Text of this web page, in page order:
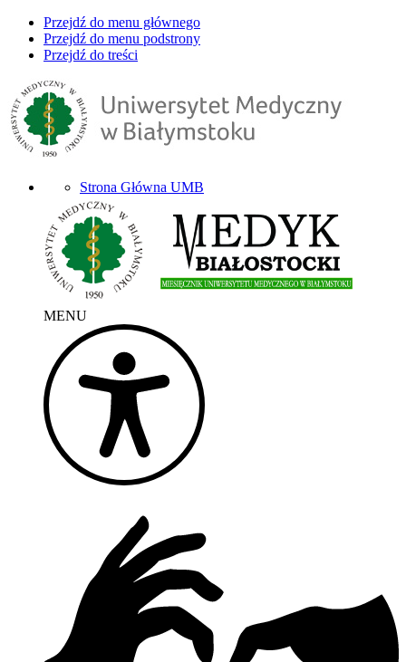
Przejdź do menu głównego
Przejdź do menu podstrony
Przejdź do treści
Strona Główna UMB
MENU